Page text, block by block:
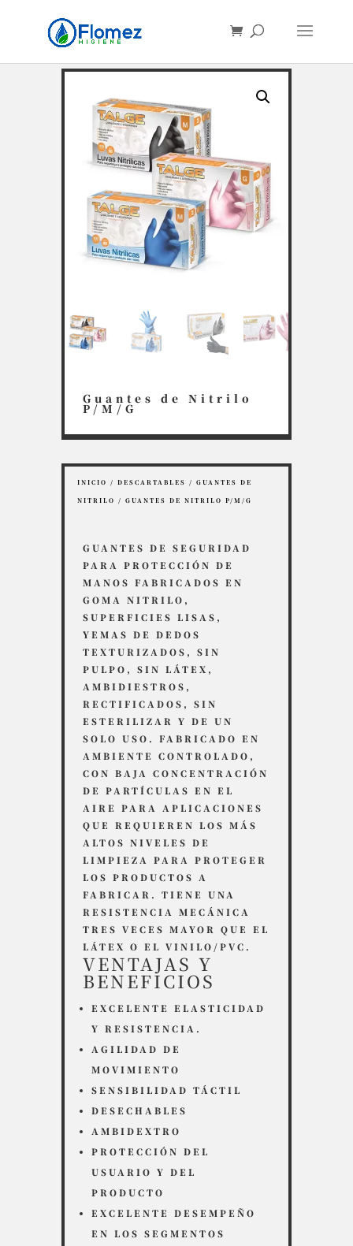
productos
Guantes de Nitrilo
P/M/G
INICIO / DESCARTABLES / GUANTES DE
NITRILO / GUANTES DE NITRILO P/M/G
GUANTES DE SEGURIDAD
PARA PROTECCIÓN DE
MANOS FABRICADOS EN
GOMA NITRILO,
SUPERFICIES LISAS,
YEMAS DE DEDOS
TEXTURIZADOS, SIN
PULPO, SIN LÁTEX,
AMBIDIESTROS,
RECTIFICADOS, SIN
ESTERILIZAR Y DE UN
SOLO USO. FABRICADO EN
AMBIENTE CONTROLADO,
CON BAJA CONCENTRACIÓN
DE PARTÍCULAS EN EL
AIRE PARA APLICACIONES
QUE REQUIEREN LOS MÁS
ALTOS NIVELES DE
LIMPIEZA PARA PROTEGER
LOS PRODUCTOS A
FABRICAR. TIENE UNA
RESISTENCIA MECÁNICA
TRES VECES MAYOR QUE EL
LÁTEX O EL VINILO/PVC.
VENTAJAS Y
BENEFICIOS
EXCELENTE ELASTICIDAD
Y RESISTENCIA.
AGILIDAD DE
MOVIMIENTO
SENSIBILIDAD TÁCTIL
DESECHABLES
AMBIDEXTRO
PROTECCIÓN DEL
USUARIO Y DEL
PRODUCTO
EXCELENTE DESEMPEÑO
EN LOS SEGMENTOS